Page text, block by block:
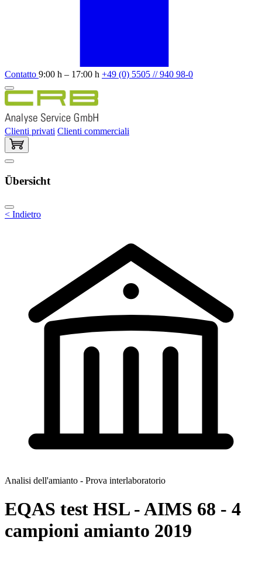
Contatto 9:00 h – 17:00 h +49 (0) 5505 // 940 98-0
Clienti privati Clienti commerciali
Übersicht
< Indietro
Analisi dell'amianto - Prova interlaboratorio
EQAS test HSL - AIMS 68 - 4
campioni amianto 2019